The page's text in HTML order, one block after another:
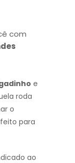
com
e
roda
o
para
ao